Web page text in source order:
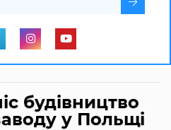
будівництво
у Польщі